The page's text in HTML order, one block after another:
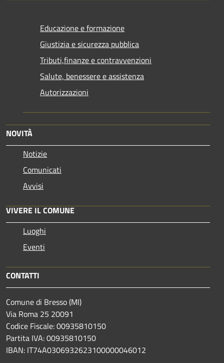
Educazione e formazione
Giustizia e sicurezza pubblica
Tributi,finanze e contravvenzioni
Salute, benessere e assistenza
Autorizzazioni
NOVITÀ
Notizie
Comunicati
Avvisi
VIVERE IL COMUNE
Luoghi
Eventi
CONTATTI
Comune di Bresso (MI)
Via Roma 25 20091
Codice Fiscale: 00935810150
Partita IVA: 00935810150
IBAN: IT74A0306932623100000046012